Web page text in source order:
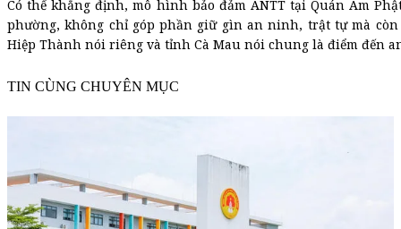
Có thể khẳng định, mô hình bảo đảm ANTT tại Quán Âm
phường, không chỉ góp phần giữ gìn an ninh, trật tự mà
Hiệp Thành nói riêng và tỉnh Cà Mau nói chung là điểm đến
TIN CÙNG CHUYÊN MỤC